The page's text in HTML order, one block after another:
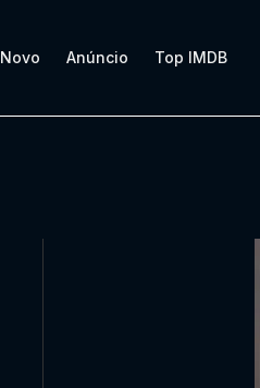
Novo Anúncio Top IMDB